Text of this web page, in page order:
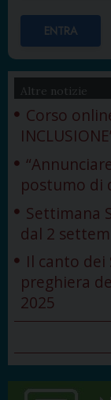
Altre notizie
Corso
postumo di
Settimana
dal 2
Il canto dei
preghiera
2025